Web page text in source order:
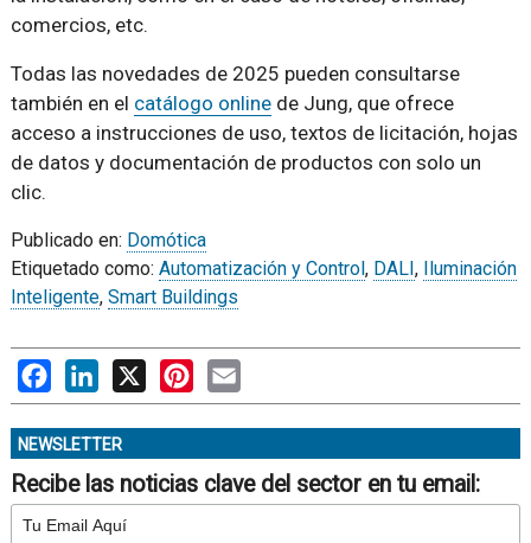
comercios, etc.
Todas las novedades de 2025 pueden consultarse
también en el catálogo onlinede Jung, que ofrece
acceso a instrucciones de uso, textos de licitación, hojas
de datos y documentación de productos con solo un
clic.
Publicado en: Domótica
Etiquetado como: Automatización y Control, DALI, Iluminación
Inteligente, Smart Buildings
FacebookLinkedIn
X PinterestEmail
NEWSLETTER
Recibe las noticias clave del sector en tu email: